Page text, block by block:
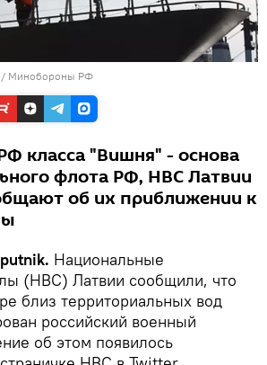
/ Минобороны РФ
класса "Вишня" - основа
флота РФ, НВС Латвии
об их приближении к
Национальные
(НВС) Латвии сообщили, что
близ территориальных вод
российский военный
об этом появилось